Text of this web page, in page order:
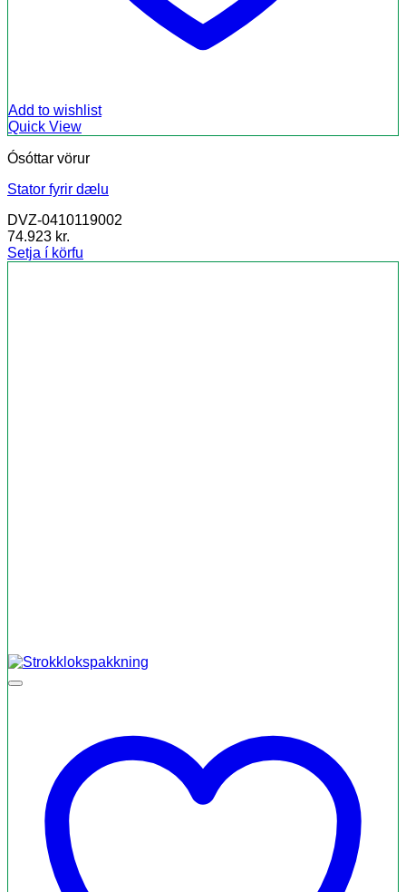
Add to wishlist
Quick View
Ósóttar vörur
Stator fyrir dælu
DVZ-0410119002
74.923 kr.
Setja í körfu